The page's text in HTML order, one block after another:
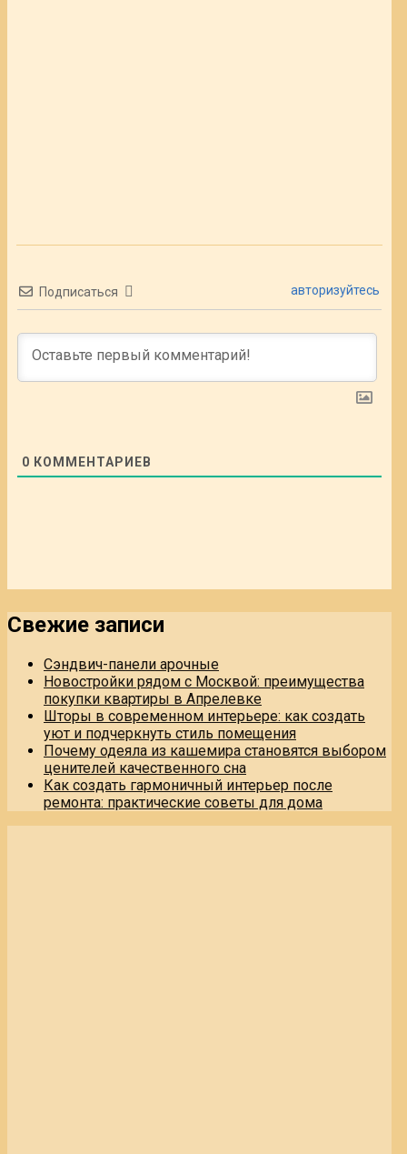
Подписаться авторизуйтесь
0 КОММЕНТАРИЕВ
Свежие записи
Сэндвич-панели арочные
Новостройки рядом с Москвой: преимущества
покупки квартиры в Апрелевке
Шторы в современном интерьере: как создать
уют и подчеркнуть стиль помещения
Почему одеяла из кашемира становятся выбором
ценителей качественного сна
Как создать гармоничный интерьер после
ремонта: практические советы для дома